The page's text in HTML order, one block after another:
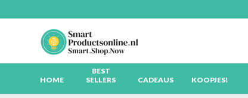
to
HOME
BEST
SELLERS
CADEAUS KOOPJES!